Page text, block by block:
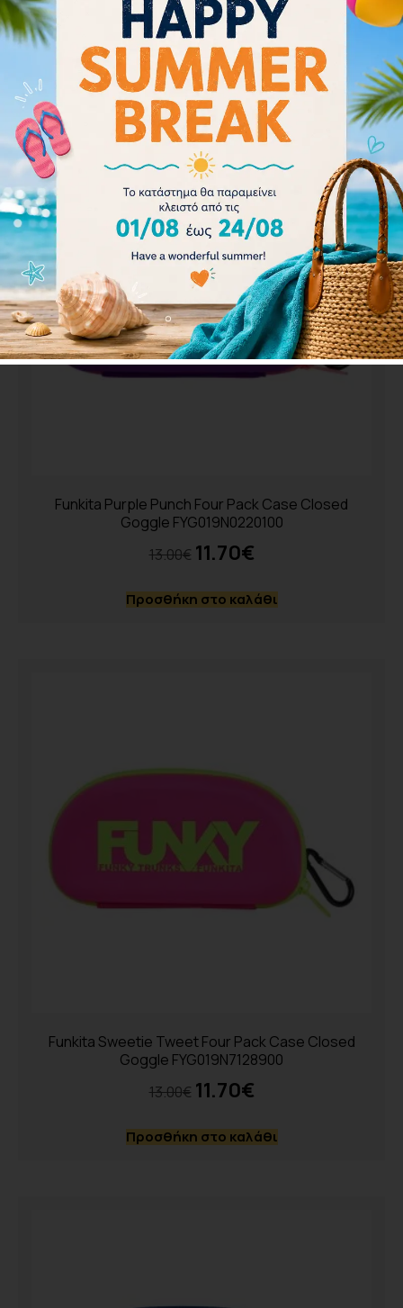
13.00€ 11.70€
Προσθήκη στο καλάθι
Funkita Purple Punch Four Pack Case Closed
Goggle FYG019N0220100
13.00€ 11.70€
Προσθήκη στο καλάθι
Funkita Sweetie Tweet Four Pack Case Closed
Goggle FYG019N7128900
13.00€ 11.70€
Προσθήκη στο καλάθι